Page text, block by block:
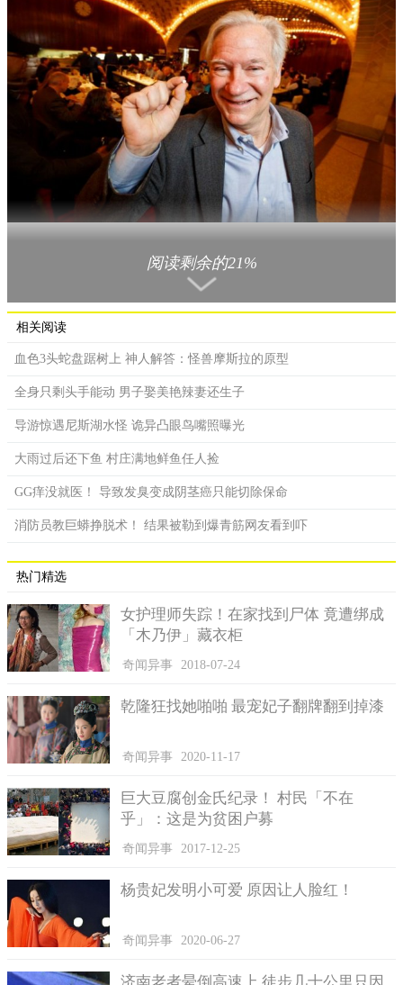
问，5日在中央车站牡蛎餐厅（Grand Central Oyster Bar &
Restaurant）和高中老同学吃饭时，点了一份14.75美元（约人民币
102元）的燉物，里面有6颗牡蛎，想不到当他大快朵颐时，竟发
觉咬到一颗异物。
安塔许当下紧张到不行，直觉是牙齿掉了，心里盘算著恐怕
要去看牙医，未料他将异物拿出口后，竟发现是一颗豌豆大的珍
这种事可能偶尔会发生，于是他悄悄地将珍珠放到口袋，什么也
阅读剩余的21%
相关阅读
血色3头蛇盘踞树上 神人解答：怪兽摩斯拉的原型
全身只剩头手能动 男子娶美艳辣妻还生子
导游惊遇尼斯湖水怪 诡异凸眼鸟嘴照曝光
大雨过后还下鱼 村庄满地鲜鱼任人捡
GG痒没就医！ 导致发臭变成阴茎癌只能切除保命
消防员教巨蟒挣脱术！ 结果被勒到爆青筋网友看到吓
热门精选
女护理师失踪！在家找到尸体 竟遭绑成
「木乃伊」藏衣柜
奇闻异事 2018-07-24
乾隆狂找她啪啪 最宠妃子翻牌翻到掉漆
奇闻异事 2020-11-17
巨大豆腐创金氏纪录！ 村民「不在
乎」：这是为贫困户募
奇闻异事 2017-12-25
杨贵妃发明小可爱 原因让人脸红！
奇闻异事 2020-06-27